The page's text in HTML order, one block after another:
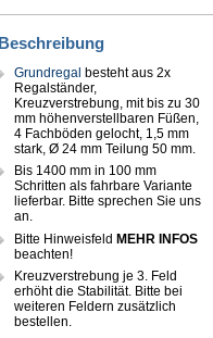
Beschreibung
Grundregal besteht aus 2x
Regalständer,
Kreuzverstrebung, mit bis zu 30
mm höhenverstellbaren Füßen,
4 Fachböden gelocht, 1,5 mm
stark, Ø 24 mm Teilung 50 mm.
Bis 1400 mm in 100 mm
Schritten als fahrbare Variante
lieferbar. Bitte sprechen Sie uns
an.
Bitte Hinweisfeld MEHR INFOS
beachten!
Kreuzverstrebung je 3. Feld
erhöht die Stabilität. Bitte bei
weiteren Feldern zusätzlich
bestellen.